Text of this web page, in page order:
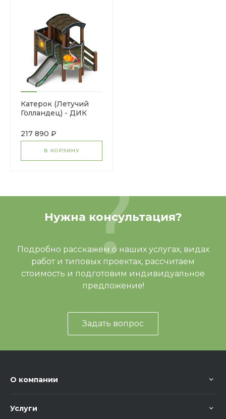
Катерок (Летучий
Голландец) - ДИК
комплекс H=750
217 890 ₽
В КОРЗИНУ
Нужна консультация?
Подробно расскажем о наших услугах, видах
работ и типовых проектах, рассчитаем
стоимость и подготовим индивидуальное
предложение!
Задать вопрос
О компании
Услуги